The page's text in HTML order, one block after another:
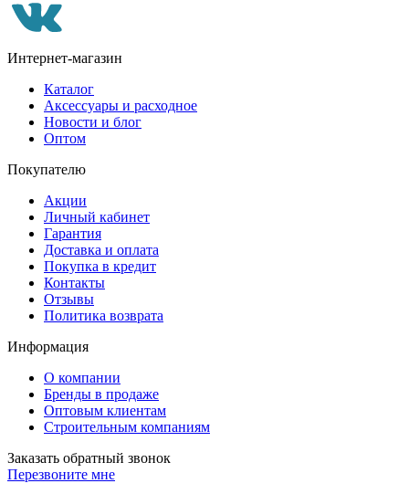
Интернет-магазин
Каталог
Аксессуары и расходное
Новости и блог
Оптом
Покупателю
Акции
Личный кабинет
Гарантия
Доставка и оплата
Покупка в кредит
Контакты
Отзывы
Политика возврата
Информация
О компании
Бренды в продаже
Оптовым клиентам
Строительным компаниям
Заказать обратный звонок
Перезвоните мне